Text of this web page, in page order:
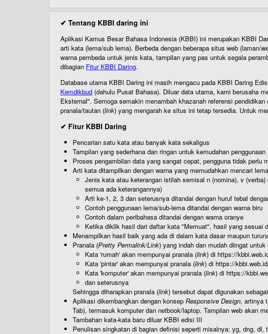
✔ Tentang KBBI daring ini
Aplikasi Kamus Besar Bahasa Indonesia (KBBI) ini merupakan KBBI
arti kata (lema/sub lema). Berbeda dengan beberapa situs web (laman/
warna pembeda untuk jenis kata, tampilan yang pas untuk segala
dibagian Fitur KBBI Daring.
Database utama KBBI Daring ini masih mengacu pada KBBI Daring
Kemdikbud (dahulu Pusat Bahasa). Diluar data utama, kami berusaha
Eksternal". Semoga semakin menambah khazanah referensi
pranala/tautan (link) yang mengarah ke situs ini tetap tersedia. Untuk
✔ Fitur KBBI Daring
Pencarian satu kata atau banyak kata sekaligus
Tampilan yang sederhana dan ringan untuk kemudahan penggunaan
Proses pengambilan data yang sangat cepat, pengguna tidak perlu
Arti kata ditampilkan dengan warna yang memudahkan mencari
Jenis kata atau keterangan istilah semisal n (nomina), v
semua ada keterangannya)
Arti ke-1, 2, 3 dan seterusnya ditandai dengan huruf tebal
Contoh penggunaan lema/sub-lema ditandai dengan warna biru
Contoh dalam peribahasa ditandai dengan warna oranye
Ketika diklik hasil dari daftar kata "Memuat", hasil yang sesuai
Menampilkan hasil baik yang ada di dalam kata dasar maupun
Pranala (Pretty Permalink/Link) yang indah dan mudah diingat
Kata 'rumah' akan mempunyai pranala (link) di https://
Kata 'pintar' akan mempunyai pranala (link) di https://
Kata 'komputer' akan mempunyai pranala (link) di https://
dan seterusnya
Sehingga diharapkan pranala (link) tersebut dapat digunakan
Aplikasi dikembangkan dengan konsep Responsive Design, artinya
Tab), termasuk komputer dan netbook/laptop. Tampilan web akan
Tambahan kata-kata baru diluar KBBI edisi III
Penulisan singkatan di bagian definisi seperti misalnya: yg, dng,